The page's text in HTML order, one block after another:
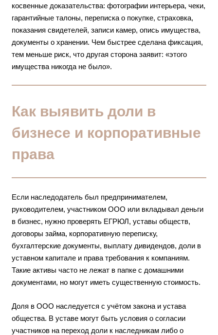
косвенные доказательства: фотографии интерьера, чеки,
гарантийные талоны, переписка о покупке, страховка,
показания свидетелей, записи камер, опись имущества,
документы о хранении. Чем быстрее сделана фиксация,
тем меньше риск, что другая сторона заявит: «этого
имущества никогда не было».
Как выявить доли в
бизнесе и корпоративные
права
Если наследодатель был предпринимателем,
руководителем, участником ООО или вкладывал деньги
в бизнес, нужно проверять ЕГРЮЛ, уставы обществ,
договоры займа, корпоративную переписку,
бухгалтерские документы, выплату дивидендов, доли в
уставном капитале и права требования к компаниям.
Такие активы часто не лежат в папке с домашними
документами, но могут иметь существенную стоимость.
Доля в ООО наследуется с учётом закона и устава
общества. В уставе могут быть условия о согласии
участников на переход доли к наследникам либо о